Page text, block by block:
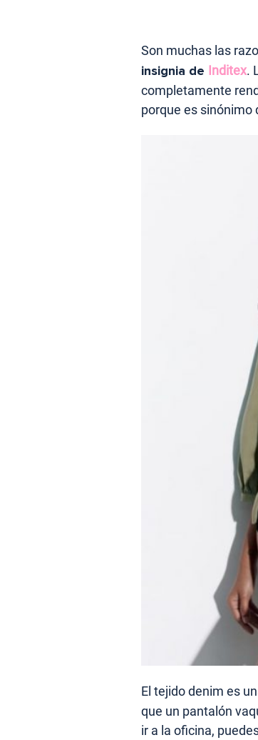
Son muchas las
insignia de Inditex.
completamente
porque es sinónimo
El tejido denim es
que un pantalón
ir a la oficina,